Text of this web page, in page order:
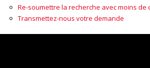
NOS AGENCES
Re-soumettre la recherche avec moins de
Transmettez-nous votre demande